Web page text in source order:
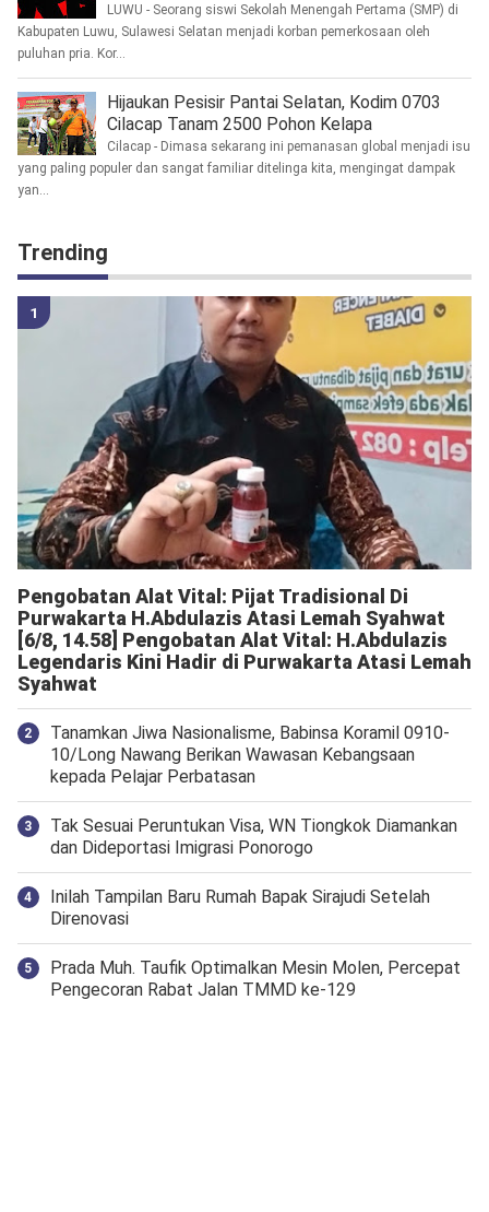
LUWU - Seorang siswi Sekolah Menengah Pertama (SMP) di
Kabupaten Luwu, Sulawesi Selatan menjadi korban pemerkosaan oleh
puluhan pria. Kor...
Hijaukan Pesisir Pantai Selatan, Kodim 0703
Cilacap Tanam 2500 Pohon Kelapa
Cilacap - Dimasa sekarang ini pemanasan global menjadi isu
yang paling populer dan sangat familiar ditelinga kita, mengingat dampak
yan...
Trending
Pengobatan Alat Vital: Pijat Tradisional Di
Purwakarta H.Abdulazis Atasi Lemah Syahwat
[6/8, 14.58] Pengobatan Alat Vital: H.Abdulazis
Legendaris Kini Hadir di Purwakarta Atasi Lemah
Syahwat
Tanamkan Jiwa Nasionalisme, Babinsa Koramil 0910-
10/Long Nawang Berikan Wawasan Kebangsaan
kepada Pelajar Perbatasan
Tak Sesuai Peruntukan Visa, WN Tiongkok Diamankan
dan Dideportasi Imigrasi Ponorogo
Inilah Tampilan Baru Rumah Bapak Sirajudi Setelah
Direnovasi
Prada Muh. Taufik Optimalkan Mesin Molen, Percepat
Pengecoran Rabat Jalan TMMD ke-129